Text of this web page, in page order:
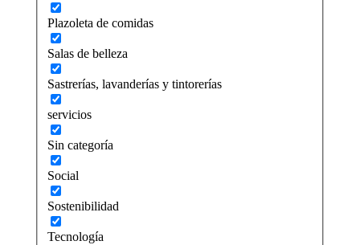
Plazoleta de comidas
Salas de belleza
Sastrerías, lavanderías y tintorerías
servicios
Sin categoría
Social
Sostenibilidad
Tecnología